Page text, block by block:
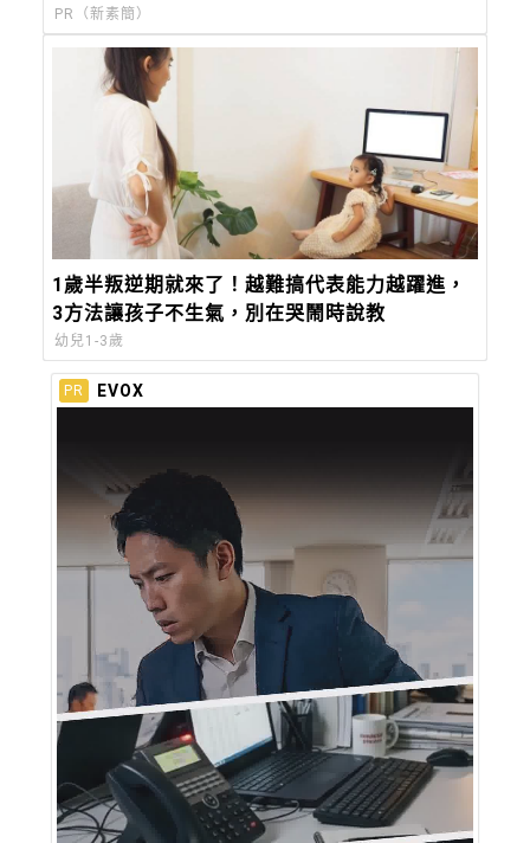
PR（新素簡）
1歲半叛逆期就來了！越難搞代表能力越躍進，
3方法讓孩子不生氣，別在哭鬧時說教
幼兒1-3歲
PR EVOX